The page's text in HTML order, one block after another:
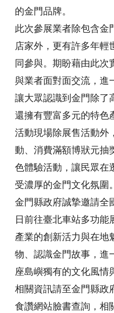
的金門品牌。
此次參展業者除包含金
店家外，更有許多年輕
同參與。期盼藉由此次
與業者面對面交流，進
讓大眾認識到金門除了
還擁有豐富多元的特色
活動現場除展售活動外
動、消費滿額博狀元抽
色體驗活動，讓民眾在
受濃厚的金門文化氛圍。
金門縣政府誠摯邀請全
日前往臺北車站多功能
產業的創新活力與在地
物、認識金門故事，進
座島嶼獨有的文化風情
相關資訊請至金門縣政
食讚網站臉書查詢，相